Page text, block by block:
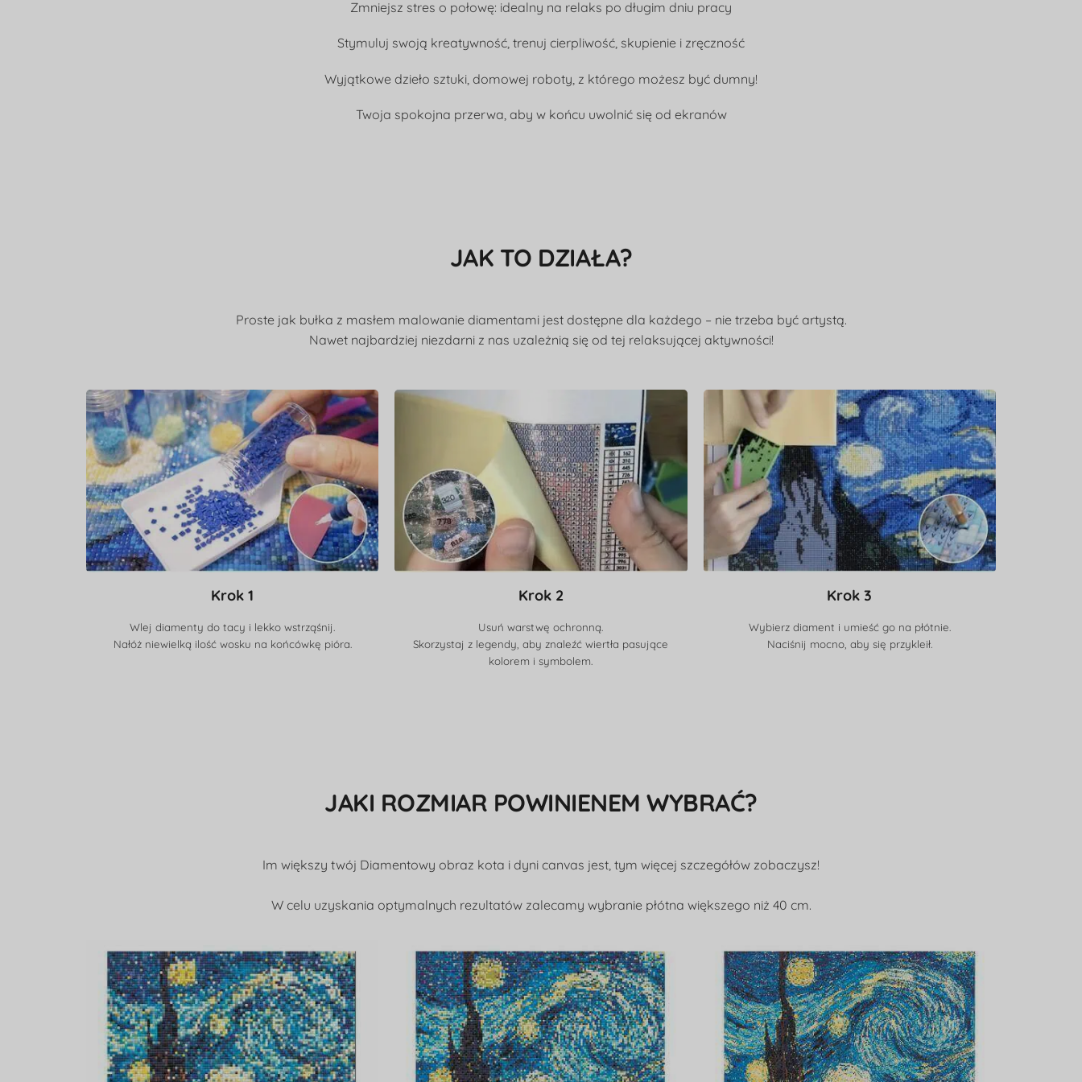
Zmniejsz stres o połowę: idealny na relaks po długim dniu pracy
Stymuluj swoją kreatywność, trenuj cierpliwość, skupienie i zręczność
Wyjątkowe dzieło sztuki, domowej roboty, z którego możesz być dumny!
Twoja spokojna przerwa, aby w końcu uwolnić się od ekranów
JAK TO DZIAŁA?
Proste jak bułka z masłem malowanie diamentami jest dostępne dla każdego – nie trzeba być artystą.
Nawet najbardziej niezdarni z nas uzależnią się od tej relaksującej aktywności!
Krok 1
Wlej diamenty do tacy i lekko wstrząśnij.
Nałóż niewielką ilość wosku na końcówkę pióra.
Krok 2
Usuń warstwę ochronną.
Skorzystaj z legendy, aby znaleźć wiertła pasujące
kolorem i symbolem.
Krok 3
Wybierz diament i umieść go na płótnie.
Naciśnij mocno, aby się przykleił.
JAKI ROZMIAR POWINIENEM WYBRAĆ?
Im większy twój Diamentowy obraz kota i dyni canvas jest, tym więcej szczegółów zobaczysz!
W celu uzyskania optymalnych rezultatów zalecamy wybranie płótna większego niż 40 cm.